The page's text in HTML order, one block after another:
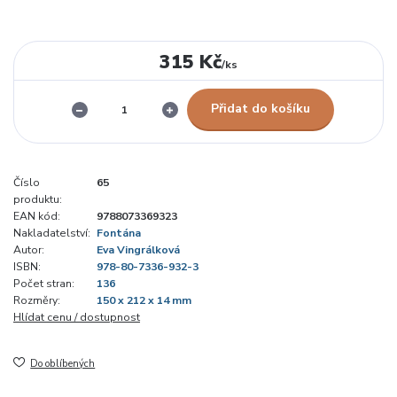
315 Kč/ks
Přidat do košíku
Číslo
produktu:
65
EAN kód:
9788073369323
Nakladatelství: Fontána
Autor:
Eva Vingrálková
ISBN:
978-80-7336-932-3
Počet stran:
136
Rozměry:
150 x 212 x 14 mm
Hlídat cenu / dostupnost
Do oblíbených